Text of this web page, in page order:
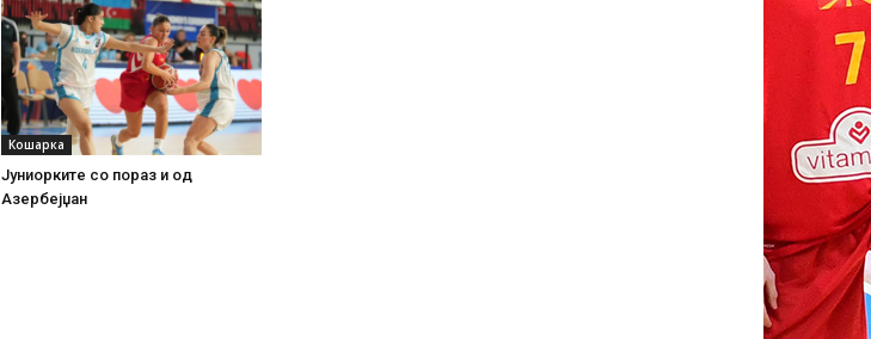
Кошарка
Јуниорките со пораз и од
Азербејџан